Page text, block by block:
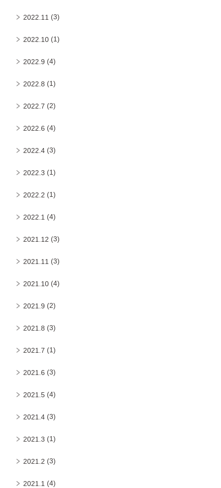
2022.11 (3)
2022.10 (1)
2022.9 (4)
2022.8 (1)
2022.7 (2)
2022.6 (4)
2022.4 (3)
2022.3 (1)
2022.2 (1)
2022.1 (4)
2021.12 (3)
2021.11 (3)
2021.10 (4)
2021.9 (2)
2021.8 (3)
2021.7 (1)
2021.6 (3)
2021.5 (4)
2021.4 (3)
2021.3 (1)
2021.2 (3)
2021.1 (4)